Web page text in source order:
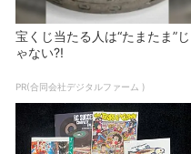
宝くじ当たる人は“たまたま”じ
ゃない?!
PR(合同会社デジタルファーム )